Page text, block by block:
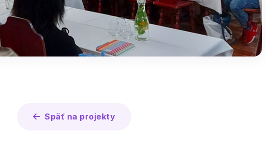
Späť na projekty